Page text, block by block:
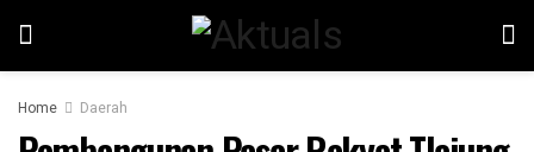
Home Daerah